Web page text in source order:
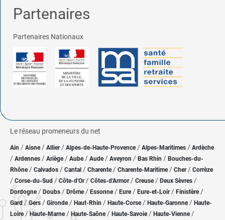
Partenaires
Partenaires Nationaux
Le réseau promeneurs du net
Ain / Aisne/ Allier/ Alpes-de-Haute-Provence / Alpes-Maritimes / Ardèche
/ Ardennes / Ariège/ Aube/ Aude / Aveyron / Bas Rhin / Bouches-du-
Rhône/ Calvados / Cantal / Charente / Charente-Maritime/ Cher / Corrèze
/ Corse-du-Sud / Côte-d'Or / Côtes-d'Armor/ Creuse/ Deux Sèvres /
Dordogne/ Doubs / Drôme/ Essonne / Eure/ Eure-et-Loir / Finistère/
Gard/ Gers / Gironde/ Haut-Rhin / Haute-Corse/ Haute-Garonne/ Haute-
Loire/Haute-Marne/ Haute-Saône/ Haute-Savoie/ Haute-Vienne/